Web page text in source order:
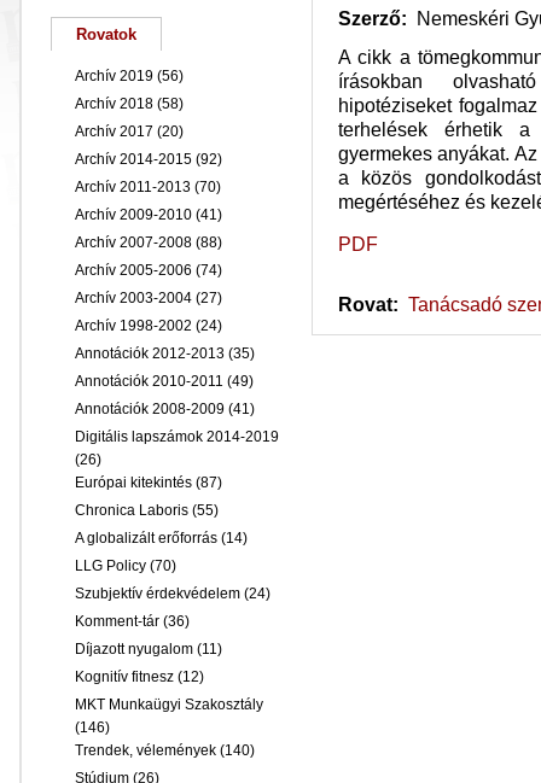
Szerző: Nemeskéri
A cikk a
írásokban
hipotéziseket
terhelések érhetik
gyermekes anyákat.
a közös
megértéséhez és
PDF
Rovat: Tanácsadó
Rovatok
Archív 2019 (56)
Archív 2018 (58)
Archív 2017 (20)
Archív 2014-2015 (92)
Archív 2011-2013 (70)
Archív 2009-2010 (41)
Archív 2007-2008 (88)
Archív 2005-2006 (74)
Archív 2003-2004 (27)
Archív 1998-2002 (24)
Annotációk 2012-2013 (35)
Annotációk 2010-2011 (49)
Annotációk 2008-2009 (41)
Digitális lapszámok 2014-2019
(26)
Európai kitekintés (87)
Chronica Laboris (55)
A globalizált erőforrás (14)
LLG Policy (70)
Szubjektív érdekvédelem (24)
Komment-tár (36)
Díjazott nyugalom (11)
Kognitív fitnesz (12)
MKT Munkaügyi Szakosztály
(146)
Trendek, vélemények (140)
Stúdium (26)